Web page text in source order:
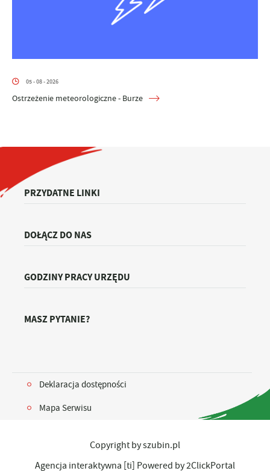
05 - 08 - 2026
Ostrzeżenie meteorologiczne - Burze
PRZYDATNE LINKI
DOŁĄCZ DO NAS
GODZINY PRACY URZĘDU
MASZ PYTANIE?
Deklaracja dostępności
Mapa Serwisu
Copyright by szubin.pl
Agencja interaktywna [ti] Powered by2ClickPortal